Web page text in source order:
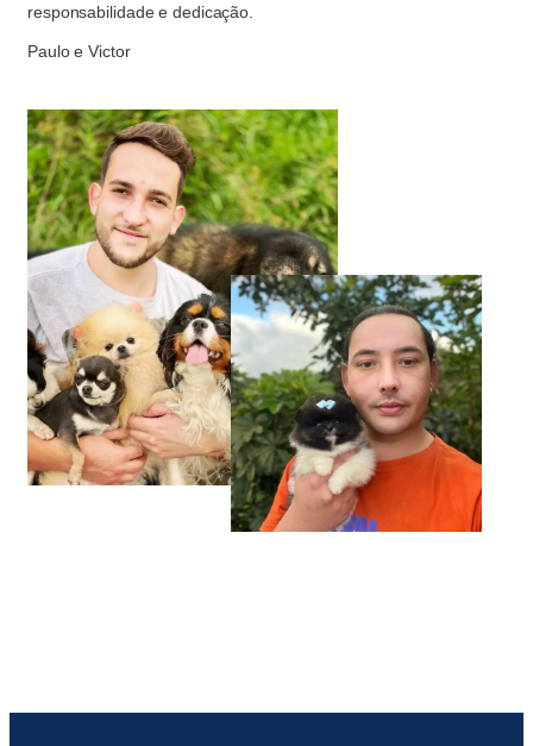
responsabilidade e dedicação.
Paulo e Victor